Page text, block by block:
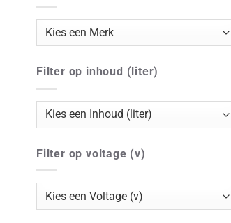
Filter op inhoud (liter)
Filter op voltage (v)